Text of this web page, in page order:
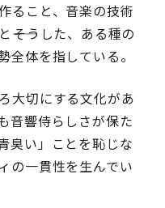
ること、音楽の技術
そうした、ある種の
全体を指している。
大切にする文化があ
音響侍らしさが保た
臭い」ことを恥じな
の一貫性を生んでい